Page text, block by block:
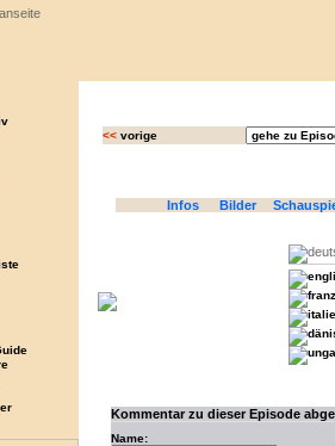
<<vorige
Infos Bilder
Kommentar zu dieser Episode
Name: